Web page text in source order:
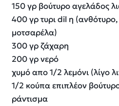
150 γρ βούτυρο αγελάδος
400 γρ τυρι dil η (ανθότυρο,
μοτσαρέλα)
300 γρ ζάχαρη
200 γρ νερό
χυμό απο 1/2 λεμόνι (λίγο
1/2 κούπα επιπλέον
ράντισμα